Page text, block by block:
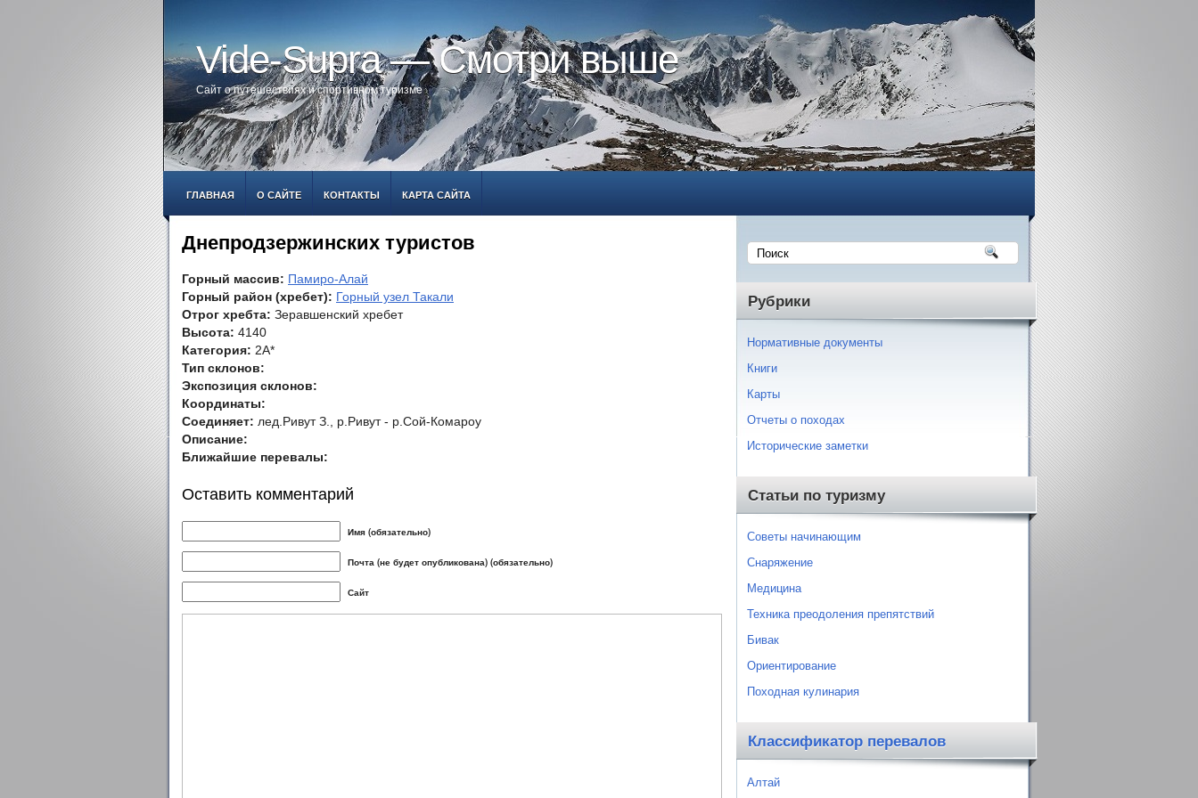
Vide-Supra — Смотри выше
Сайт о путешествиях и спортивном туризме
ГЛАВНАЯ О САЙТЕ КОНТАКТЫ КАРТА САЙТА
Днепродзержинских туристов
Горный массив: Памиро-Алай
Горный район (хребет): Горный узел Такали
Отрог хребта: Зеравшенский хребет
Высота: 4140
Категория: 2А*
Тип склонов:
Экспозиция склонов:
Координаты:
Соединяет: лед.Ривут З., р.Ривут - р.Сой-Комароу
Описание:
Ближайшие перевалы:
Оставить комментарий
Имя (обязательно)
Почта (не будет опубликована) (обязательно)
Сайт
Рубрики
Нормативные документы
Книги
Карты
Отчеты о походах
Исторические заметки
Статьи по туризму
Советы начинающим
Снаряжение
Медицина
Техника преодоления препятствий
Бивак
Ориентирование
Походная кулинария
Классификатор перевалов
Алтай